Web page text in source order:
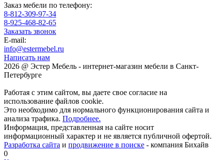
Заказ мебели по телефону:
8-812-309-97-34
8-925-468-82-65
Заказать звонок
E-mail:
info@estermebel.ru
Написать нам
2026 @ Эстер Мебель - интернет-магазин мебели в Санкт-
Петербурге
Работая с этим сайтом, вы даете свое согласие на
использование файлов cookie.
Это необходимо для нормального функционирования сайта и
анализа трафика. Подробнее.
Информация, представленная на сайте носит
информационный характер и не является публичной офертой.
Разработка сайта и продвижение в поиске - компания Бихайв
0